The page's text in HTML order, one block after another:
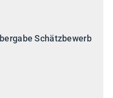
Schätzbewerb